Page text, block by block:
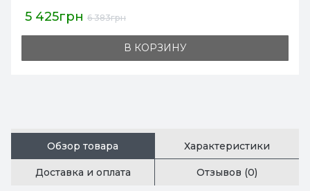
1 945грн 2 289грн
В КОРЗИНУ
Обзор товара Характеристики
Доставка и оплата Отзывов (0)